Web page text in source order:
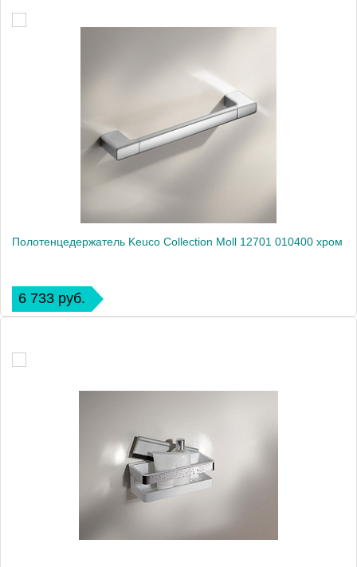
Полотенцедержатель Keuco Collection Moll 12701 010400 хром
6 733 руб.